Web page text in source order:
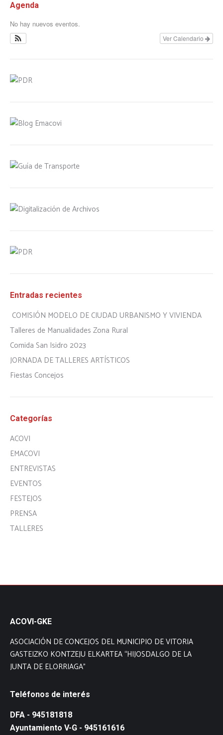
Agenda
No hay nuevos eventos.
Ver Calendario
Entradas recientes
COMISIÓN MODELO DE CIUDAD URBANISMO Y VIVIENDA
Talleres de Manualidades Zona Rural
Comida San Isidro 2023
JORNADA DE TALLERES ARTÍSTICOS
Fiestas Concejos
Categorías
ACOVI
EMACOVI
ENTREVISTAS
EVENTOS
FESTEJOS
PRENSA
TALLERES
ACOVI-GKE
ASOCIACIÓN DE CONCEJOS DEL MUNICIPIO DE VITORIA
GASTEIZKO KONTZEJU ELKARTEA “HIJOSDALGO DE LA
JUNTA DE ELORRIAGA”
Teléfonos de interés
DFA - 945181818
Ayuntamiento V-G - 945161616